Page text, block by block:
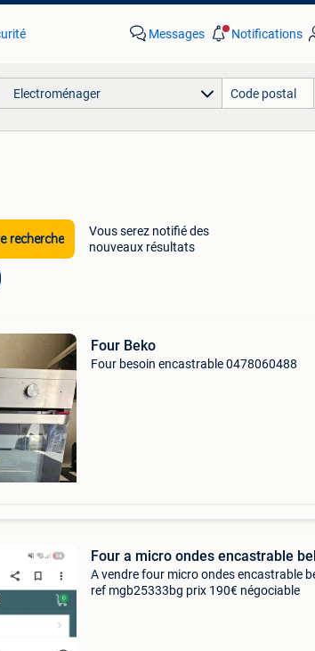
Messages Notifications
Electroménager
recherche
Vous serez notifié des
nouveaux résultats
Four Beko
Four besoin encastrable 0478060488
Four a micro ondes encastrable
A vendre four micro ondes encastrable
ref mgb25333bg prix 190€ négociable